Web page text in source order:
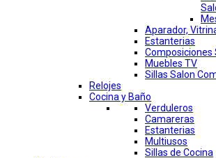
Aparador,
Estanterias
Composiciones
Muebles TV
Sillas Salon
Relojes
Cocina y Baño
Verduleros
Camareras
Estanterias
Multiusos
Sillas de Cocina